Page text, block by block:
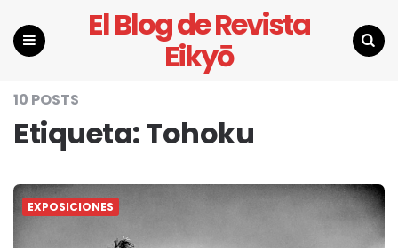
El Blog de Revista
Eikyō
10 POSTS
Etiqueta:Tohoku
EXPOSICIONES